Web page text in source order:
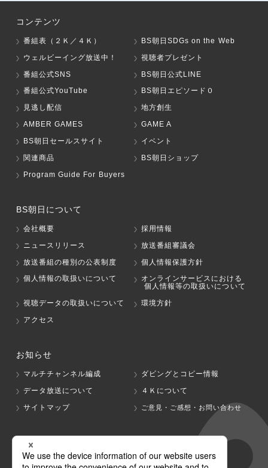
コンテンツ
番組表（２Ｋ／４Ｋ）
BS朝日SDGs on the Web
ウェルビーイング放送中！
視聴者プレゼント
番組公式SNS
BS朝日公式LINE
番組公式YouTube
BS朝日エピソード０
見逃し配信
地方創生
AMBER GAMES
GAME A
BS朝日セールスサイト
イベント
関連商品
BS朝日ショップ
Program Guide For Buyers
BS朝日について
会社概要
採用情報
ニュースリリース
放送番組審議会
放送番組の種別の公表制度
個人情報保護方針
個人情報の取扱いについて
オンラインサービスにおける
個人情報等の取扱いについて
視聴データの取扱いについて
環境方針
アクセス
お知らせ
マルチチャンネル編成
ダビングとコピー情報
データ放送について
４Ｋについて
サイトマップ
ご意見・ご感想・お問い合わせ
グループ会社
テレビ朝日 テレ朝チャンネル